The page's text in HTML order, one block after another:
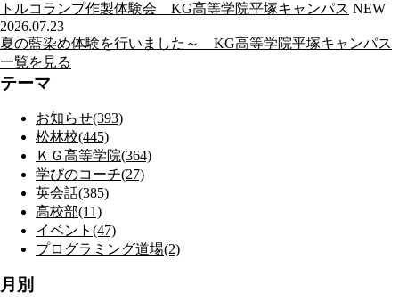
トルコランプ作製体験会 KG高等学院平塚キャンパス NEW
2026.07.23
夏の藍染め体験を行いました～ KG高等学院平塚キャンパス
一覧を見る
テーマ
お知らせ(393)
松林校(445)
ＫＧ高等学院(364)
学びのコーチ(27)
英会話(385)
高校部(11)
イベント(47)
プログラミング道場(2)
月別